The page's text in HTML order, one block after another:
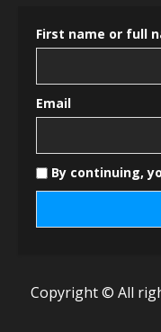
First name or full
Email
By continuing,
Copyright © All